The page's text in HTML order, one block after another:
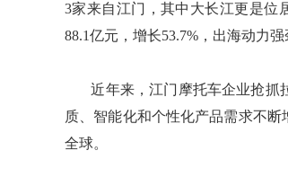
3家来自江门，其中大长江更是位
88.1亿元，增长53.7%，出海动力强
近年来，江门摩托车企业抢抓拉
质、智能化和个性化产品需求不
全球。